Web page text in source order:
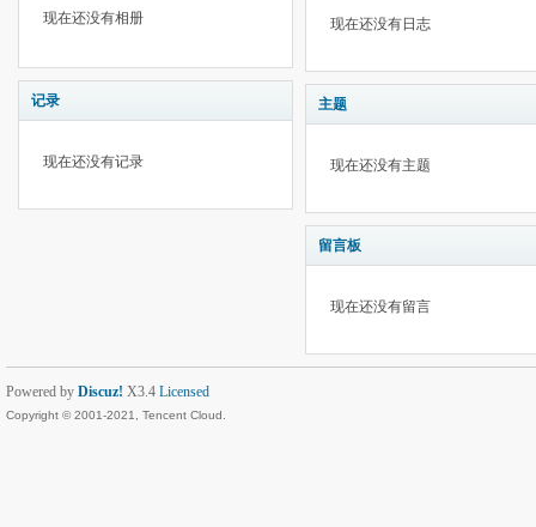
现在还没有相册
记录
现在还没有记录
现在还没有日志
主题
现在还没有主题
留言板
现在还没有留言
Powered by Discuz! X3.4 Licensed
Copyright © 2001-2021, Tencent Cloud.